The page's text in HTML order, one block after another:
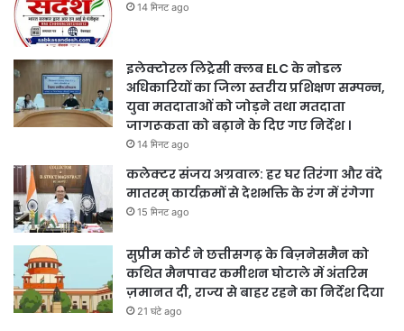
14 मिनट ago
इलेक्टोरल लिट्रेसी क्लब ELC के नोडल
अधिकारियों का जिला स्तरीय प्रशिक्षण सम्पन्न,
युवा मतदाताओं को जोड़ने तथा मतदाता
जागरूकता को बढ़ाने के दिए गए निर्देश ।
14 मिनट ago
कलेक्टर संजय अग्रवाल: हर घर तिरंगा और वंदे
मातरम् कार्यक्रमों से देशभक्ति के रंग में रंगेगा
15 मिनट ago
सुप्रीम कोर्ट ने छत्तीसगढ़ के बिज़नेसमैन को
कथित मैनपावर कमीशन घोटाले में अंतरिम
ज़मानत दी, राज्य से बाहर रहने का निर्देश दिया
21 घंटे ago